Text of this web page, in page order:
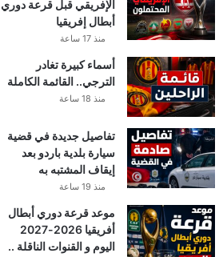
الإفريقي قبل قرعة دوري
أبطال إفريقيا
منذ 17 ساعة
أسماء كبيرة تغادر
الترجي.. القائمة الكاملة
منذ 18 ساعة
تفاصيل جديدة في قضية
سيارة بلدية باردو بعد
إيقاف المشتبه به
منذ 19 ساعة
موعد قرعة دوري أبطال
أفريقيا 2026-2027
اليوم و القنوات الناقلة ..